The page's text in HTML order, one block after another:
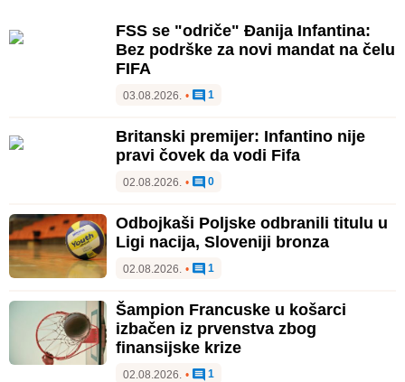
FSS se "odriče" Đanija Infantina:
Bez podrške za novi mandat na čelu
FIFA
03.08.2026. • 1
Britanski premijer: Infantino nije
pravi čovek da vodi Fifa
02.08.2026. • 0
Odbojkaši Poljske odbranili titulu u
Ligi nacija, Sloveniji bronza
02.08.2026. • 1
Šampion Francuske u košarci
izbačen iz prvenstva zbog
finansijske krize
02.08.2026. • 1